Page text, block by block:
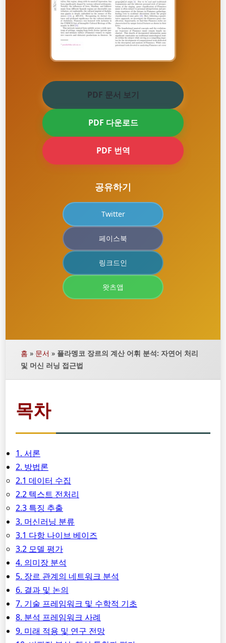
PDF 문서 보기
PDF 다운로드
PDF 번역
공유하기
Twitter
페이스북
링크드인
왓츠앱
홈 » 문서 » 플라멩코 장르의 계산 어휘 분석: 자연어 처리
및 머신 러닝 접근법
목차
1. 서론
2. 방법론
2.1 데이터 수집
2.2 텍스트 전처리
2.3 특징 추출
3. 머신러닝 분류
3.1 다항 나이브 베이즈
3.2 모델 평가
4. 의미장 분석
5. 장르 관계의 네트워크 분석
6. 결과 및 논의
7. 기술 프레임워크 및 수학적 기초
8. 분석 프레임워크 사례
9. 미래 적용 및 연구 전망